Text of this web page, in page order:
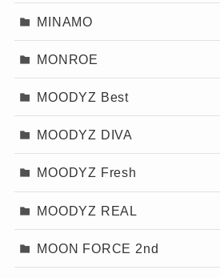
MINAMO
MONROE
MOODYZ Best
MOODYZ DIVA
MOODYZ Fresh
MOODYZ REAL
MOON FORCE 2nd